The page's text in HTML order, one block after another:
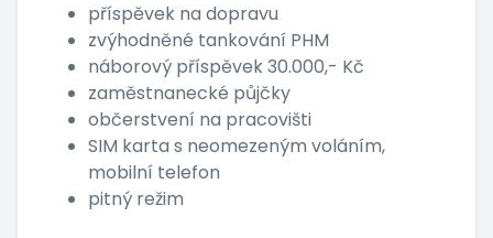
příspěvek na dopravu
zvýhodněné tankování PHM
náborový příspěvek 30.000,- Kč
zaměstnanecké půjčky
občerstvení na pracovišti
SIM karta s neomezeným voláním,
mobilní telefon
pitný režim